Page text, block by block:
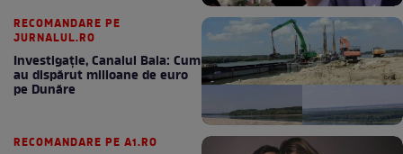
RECOMANDARE PE
JURNALUL.RO
Investigație, Canalul Bala: Cum
au dispărut milioane de euro
pe Dunăre
RECOMANDARE PE A1.RO